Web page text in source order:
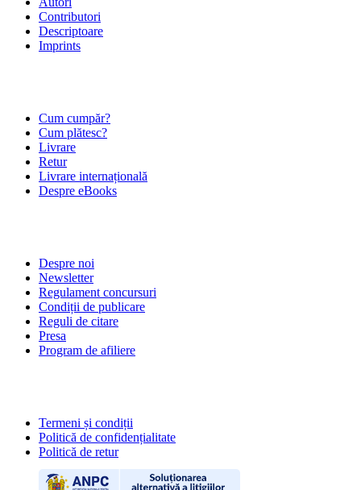
Contributori
Descriptoare
Imprints
Cum cumpăr?
Cum plătesc?
Livrare
Retur
Livrare internațională
Despre eBooks
Despre noi
Newsletter
Regulament concursuri
Condiții de publicare
Reguli de citare
Presa
Program de afiliere
Termeni și condiții
Politică de confidențialitate
Politică de retur